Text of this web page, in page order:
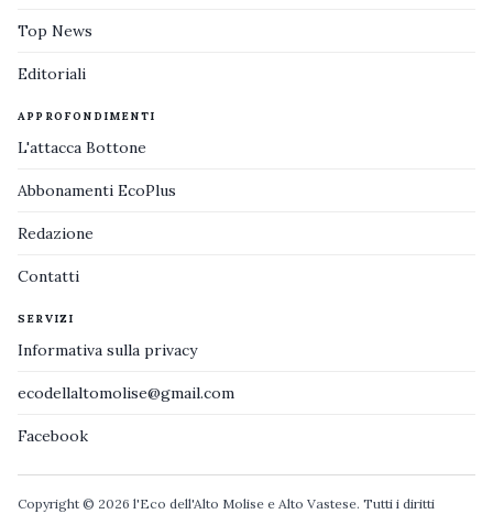
Top News
Editoriali
APPROFONDIMENTI
L'attacca Bottone
Abbonamenti EcoPlus
Redazione
Contatti
SERVIZI
Informativa sulla privacy
ecodellaltomolise@gmail.com
Facebook
Copyright © 2026 l'Eco dell'Alto Molise e Alto Vastese. Tutti i diritti